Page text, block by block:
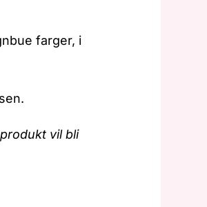
farger, i
vil bli